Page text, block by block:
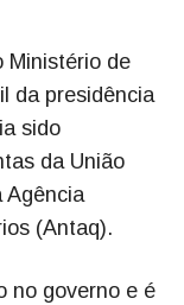
Ministério de
da presidência
sido
da União
Agência
(Antaq).
no governo e é